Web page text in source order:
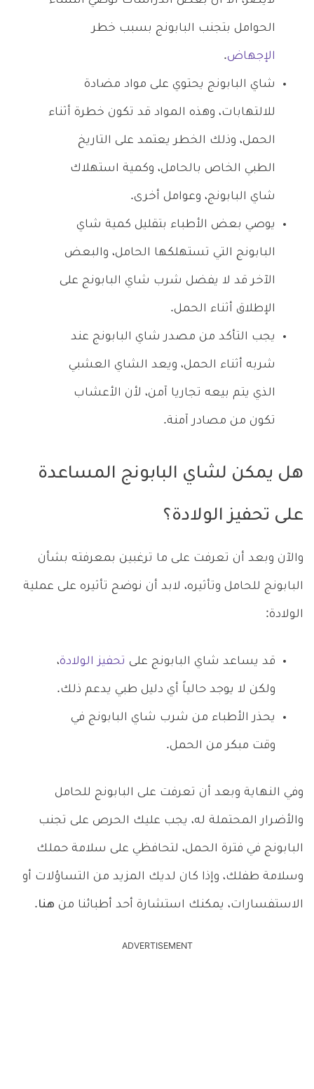
الحوامل بتجنب البابونج بسبب خطر
الإجهاض.
شاي البابونج يحتوي على مواد مضادة
للالتهابات، وهذه المواد قد تكون خطرة أثناء
الحمل، وذلك الخطر يعتمد على التاريخ
الطبي الخاص بالحامل، وكمية استهلاك
شاي البابونج، وعوامل أخرى.
يوصي بعض الأطباء بتقليل كمية شاي
البابونج التي تستهلكها الحامل، والبعض
الآخر قد لا يفضل شرب شاي البابونج على
الإطلاق أثناء الحمل.
يجب التأكد من مصدر شاي البابونج عند
شربه أثناء الحمل، ويعد الشاي العشبي
الذي يتم بيعه تجاريا آمن، لأن الأعشاب
تكون من مصادر آمنة.
هل يمكن لشاي البابونج المساعدة
على تحفيز الولادة؟
والآن وبعد أن تعرفت على ما ترغبين بمعرفته بشأن
البابونج للحامل وتأثيره، لابد أن نوضح تأثيره على عملية
الولادة:
قد يساعد شاي البابونج على تحفيز الولادة،
ولكن لا يوجد حالياً أي دليل طبي يدعم ذلك.
يحذر الأطباء من شرب شاي البابونج في
وقت مبكر من الحمل.
وفي النهاية وبعد أن تعرفت على البابونج للحامل
والأضرار المحتملة له، يجب عليك الحرص على تجنب
البابونج في فترة الحمل، لتحافظي على سلامة حملك
وسلامة طفلك، وإذا كان لديك المزيد من التساؤلات أو
الاستفسارات، يمكنك استشارة أحد أطبائنا من هنا.
ADVERTISEMENT